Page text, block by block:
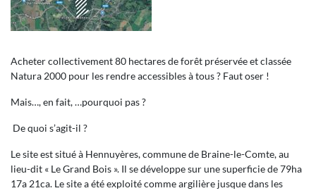
Acheter collectivement 80 hectares de forêt préservée et classée
Natura 2000 pour les rendre accessibles à tous ? Faut oser !
Mais…, en fait, …pourquoi pas ?
De quoi s’agit-il ?
Le site est situé à Hennuyères, commune de Braine-le-Comte, au
lieu-dit « Le Grand Bois ». Il se développe sur une superficie de 79ha
17a 21ca. Le site a été exploité comme argilière jusque dans les